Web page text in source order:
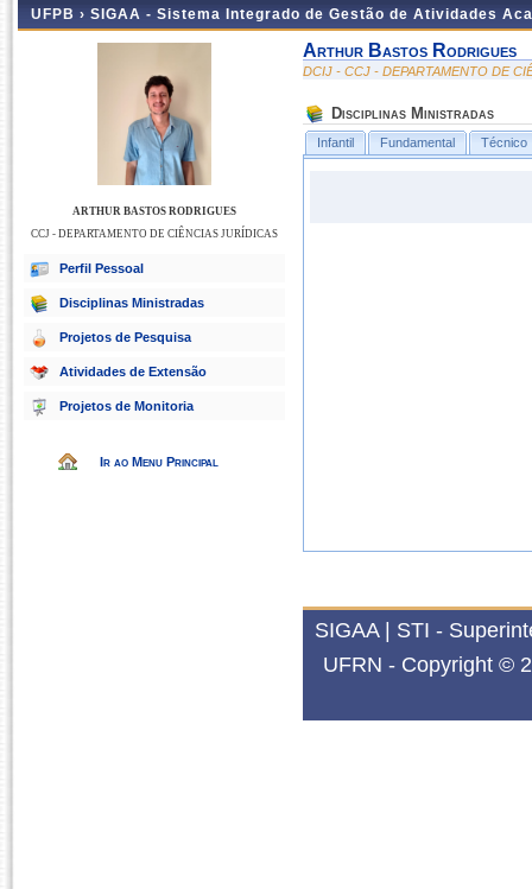
UFPB › SIGAA - Sistema Integrado de Gestão de Atividades
ARTHUR BASTOS RODRIGUES
CCJ - DEPARTAMENTO DE CIÊNCIAS JURÍDICAS
Perfil Pessoal
Disciplinas Ministradas
Projetos de Pesquisa
Atividades de Extensão
Projetos de Monitoria
Ir ao Menu Principal
Arthur Bastos Rodrigues
DCIJ - CCJ - DEPARTAMENTO DE
Disciplinas Ministradas
Infantil Fundamental Técnico
SIGAA | STI -
UFRN - Copyright ©